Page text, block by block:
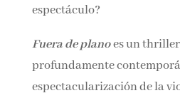
cuando la violencia empieza
Fuera de planoes un thriller
profundamente